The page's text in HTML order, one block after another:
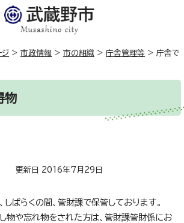
ジ > 市政情報 > 市の組織 > 庁舎管理等 > 庁舎で
物
更新日 2016年7月29日
ばらくの間、管財課で保管しております。
物や忘れ物をされた方は、管財課管財係にお